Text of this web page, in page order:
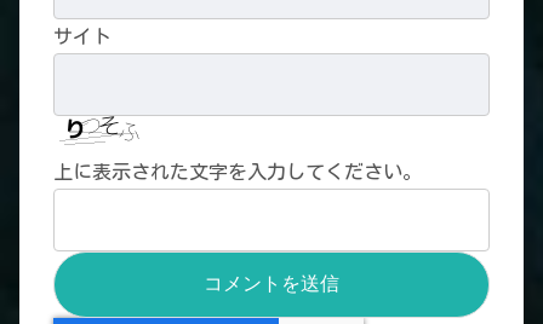
サイト
上に表示された文字を入力してください。